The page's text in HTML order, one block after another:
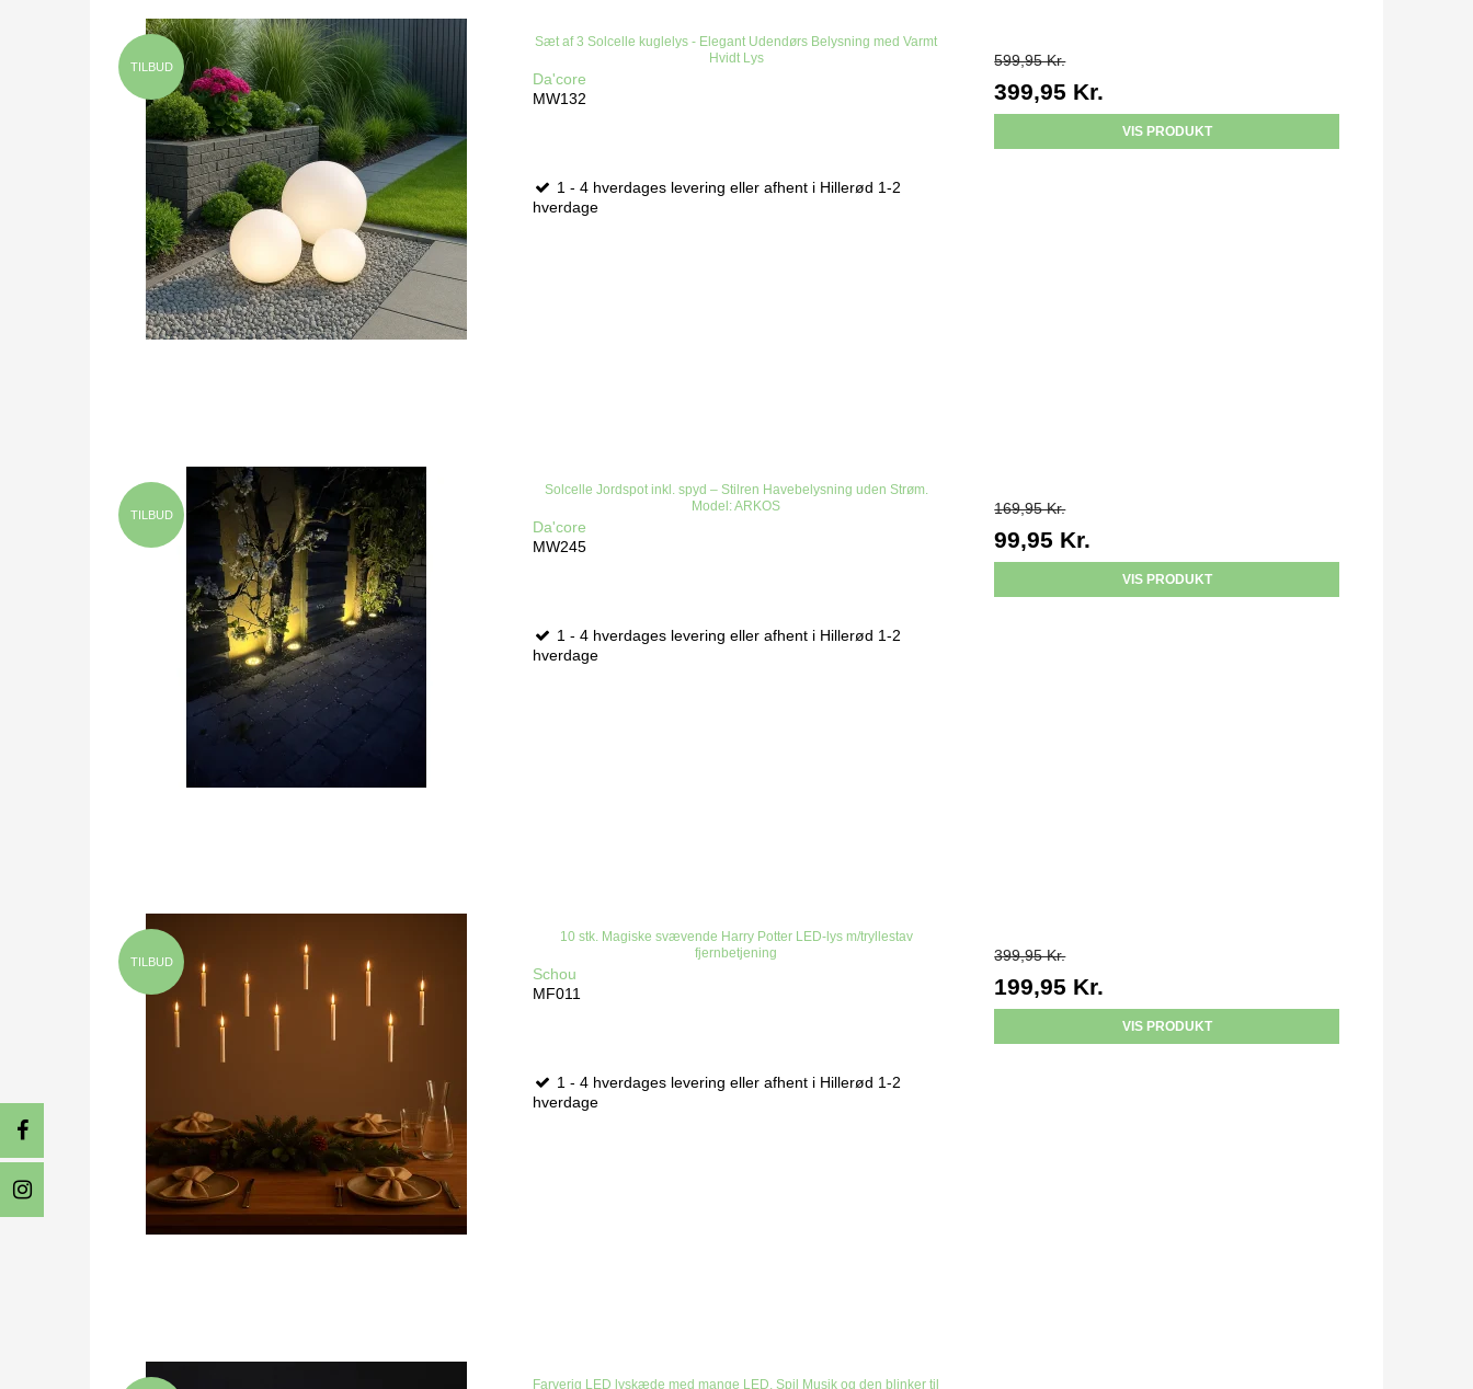
TILBUD
Sæt af 3 Solcelle kuglelys - Elegant Udendørs Belysning med Varmt
Hvidt Lys
Da'core
MW132
1 - 4 hverdages levering eller afhent i Hillerød 1-2
hverdage
599,95 Kr.
399,95 Kr.
VIS PRODUKT
TILBUD
Solcelle Jordspot inkl. spyd – Stilren Havebelysning uden Strøm.
Model: ARKOS
Da'core
MW245
1 - 4 hverdages levering eller afhent i Hillerød 1-2
hverdage
169,95 Kr.
99,95 Kr.
VIS PRODUKT
TILBUD
10 stk. Magiske svævende Harry Potter LED-lys m/tryllestav
fjernbetjening
Schou
MF011
1 - 4 hverdages levering eller afhent i Hillerød 1-2
hverdage
399,95 Kr.
199,95 Kr.
VIS PRODUKT
Farverig LED lyskæde med mange LED. Spil Musik og den blinker til